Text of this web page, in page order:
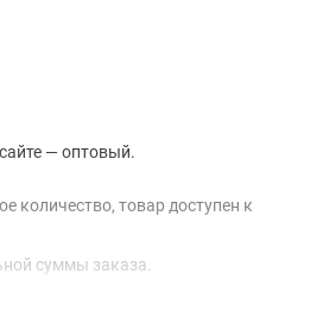
— оптовый.
количество, товар доступен к
суммы заказа.